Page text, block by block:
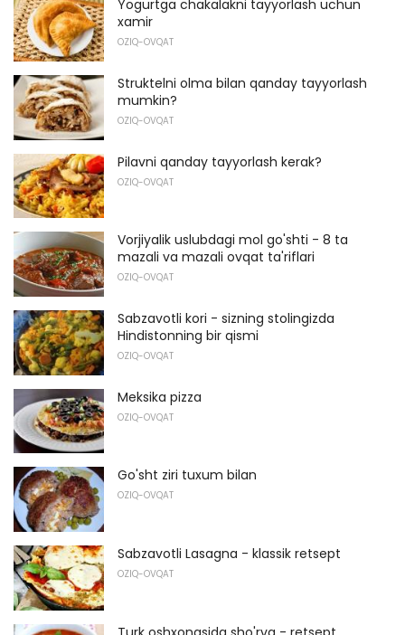
Yogurtga chakalakni tayyorlash uchun
xamir
OZIQ-OVQAT
Struktelni olma bilan qanday tayyorlash
mumkin?
OZIQ-OVQAT
Pilavni qanday tayyorlash kerak?
OZIQ-OVQAT
Vorjiyalik uslubdagi mol go'shti - 8 ta
mazali va mazali ovqat ta'riflari
OZIQ-OVQAT
Sabzavotli kori - sizning stolingizda
Hindistonning bir qismi
OZIQ-OVQAT
Meksika pizza
OZIQ-OVQAT
Go'sht ziri tuxum bilan
OZIQ-OVQAT
Sabzavotli Lasagna - klassik retsept
OZIQ-OVQAT